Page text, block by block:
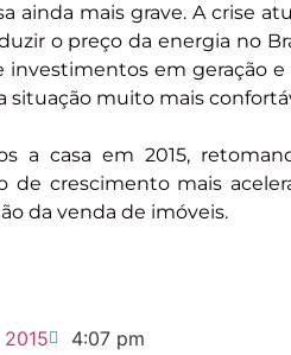
ainda mais grave. A crise
o preço da energia no
investimentos em geração
muito mais
a casa em 2015,
de crescimento mais
da venda de imóveis.
4:07 pm